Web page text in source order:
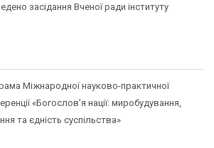
засідання Вченої ради інституту
Міжнародної науково-практичної
«Богослов’я нації: миробудування,
та єдність суспільства»